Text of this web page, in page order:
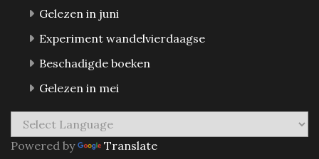
Gelezen in juni
Experiment wandelvierdaagse
Beschadigde boeken
Gelezen in mei
Powered by Translate